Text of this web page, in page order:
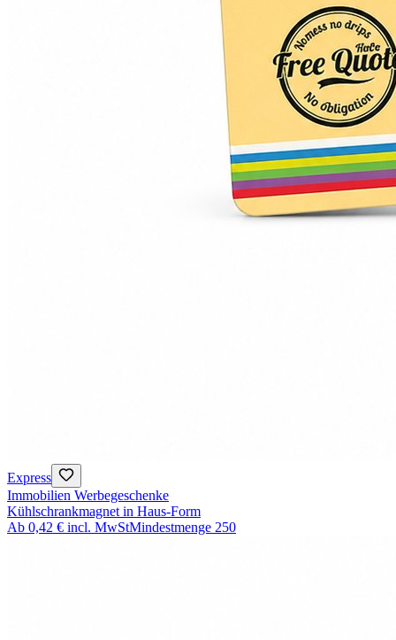
Express
Immobilien Werbegeschenke
Kühlschrankmagnet in Haus-Form
Ab 0,42 € incl. MwStMindestmenge 250